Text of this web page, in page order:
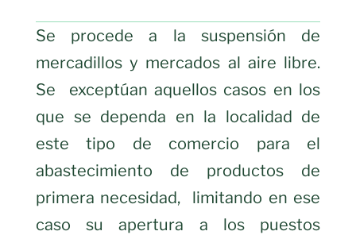
Se procede a la suspensión de
mercadillos y mercados al aire libre.
Se exceptúan aquellos casos en los
que se dependa en la localidad de
este tipo de comercio para el
abastecimiento de productos de
primera necesidad, limitando en ese
caso su apertura a los puestos